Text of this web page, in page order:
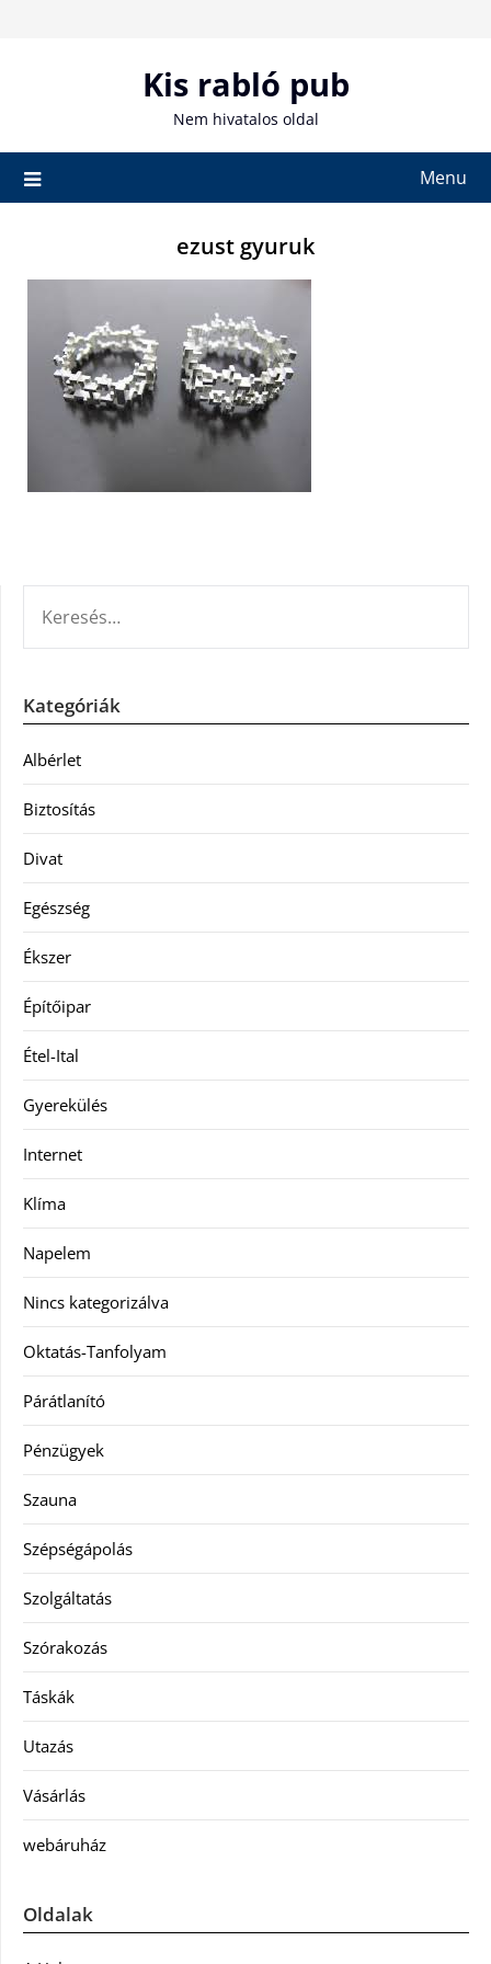
Kis rabló pub
Nem hivatalos oldal
Menu
ezust gyuruk
Kategóriák
Albérlet
Biztosítás
Divat
Egészség
Ékszer
Építőipar
Étel-Ital
Gyerekülés
Internet
Klíma
Napelem
Nincs kategorizálva
Oktatás-Tanfolyam
Párátlanító
Pénzügyek
Szauna
Szépségápolás
Szolgáltatás
Szórakozás
Táskák
Utazás
Vásárlás
webáruház
Oldalak